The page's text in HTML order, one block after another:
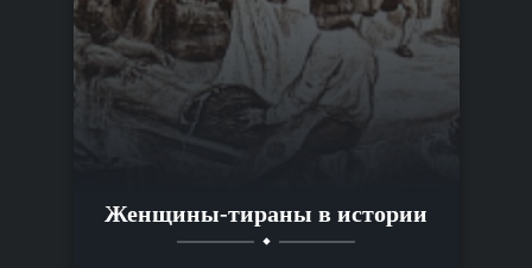
Женщины-тираны в истории